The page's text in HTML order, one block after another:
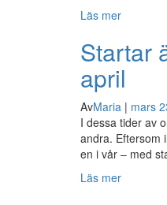
Läs mer
Startar
april
AvMaria | mars
I dessa tider av
andra. Eftersom
en i vår – med
Läs mer